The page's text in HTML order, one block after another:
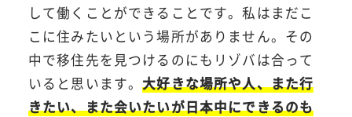
して働くことができることです。私はまだこ
こに住みたいという場所がありません。その
中で移住先を見つけるのにもリゾバは合って
いると思います。大好きな場所や人、また行
きたい、また会いたいが日本中にできるのも